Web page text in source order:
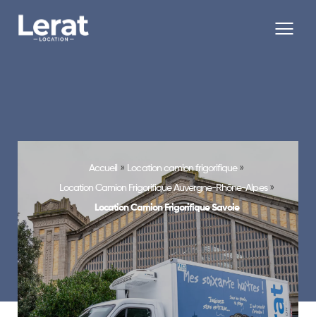
Accueil » Location camion frigorifique»
Location Camion Frigorifique Auvergne-Rhône-Alpes»
Location Camion Frigorifique Savoie